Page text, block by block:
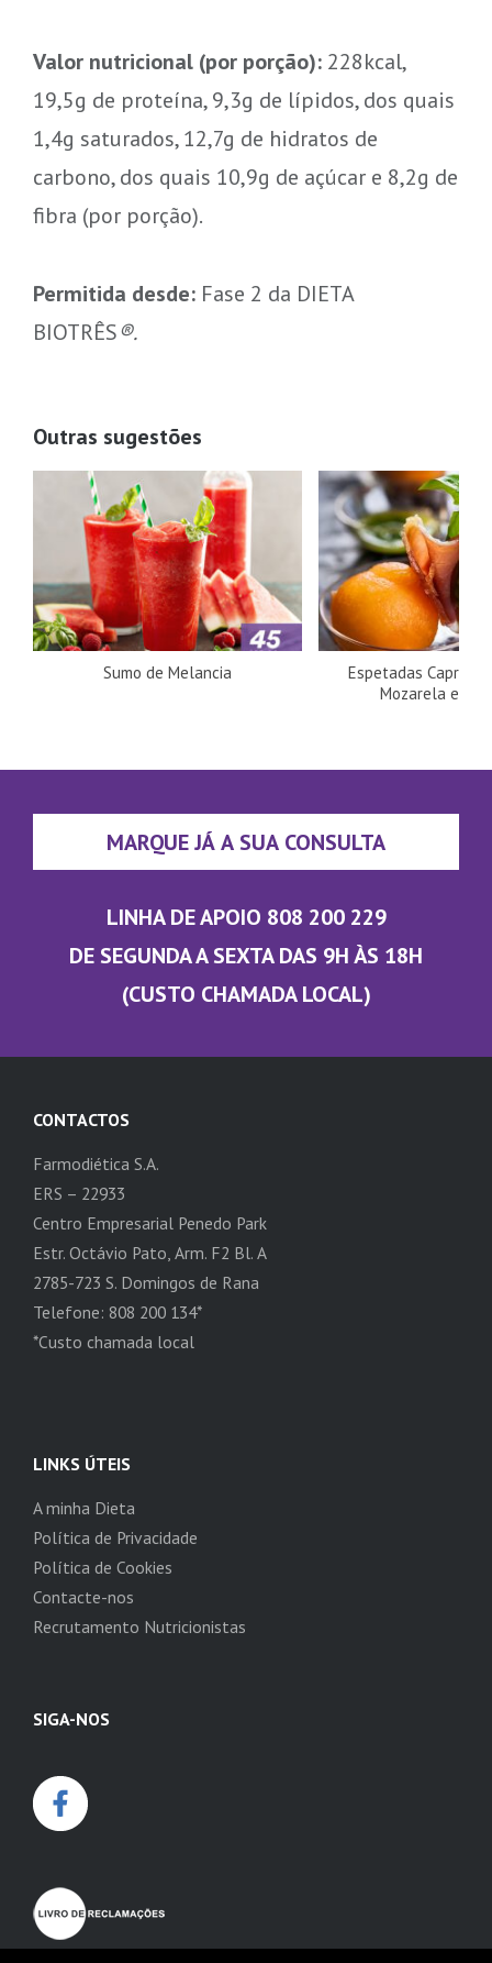
Valor nutricional (por porção): 228kcal,
19,5g de proteína, 9,3g de lípidos, dos quais
1,4g saturados, 12,7g de hidratos de
carbono, dos quais 10,9g de açúcar e 8,2g de
fibra (por porção).
Permitida desde: Fase 2 da DIETA
BIOTRÊS®.
Outras sugestões
Sumo de Melancia
Espetadas Caprese
Mozarela e
MARQUE JÁ A SUA CONSULTA
LINHA DE APOIO 808 200 229
DE SEGUNDA A SEXTA DAS 9H ÀS 18H
(CUSTO CHAMADA LOCAL)
CONTACTOS
Farmodiética S.A.
ERS – 22933
Centro Empresarial Penedo Park
Estr. Octávio Pato, Arm. F2 Bl. A
2785-723 S. Domingos de Rana
Telefone: 808 200 134*
*Custo chamada local
LINKS ÚTEIS
A minha Dieta
Política de Privacidade
Política de Cookies
Contacte-nos
Recrutamento Nutricionistas
SIGA-NOS